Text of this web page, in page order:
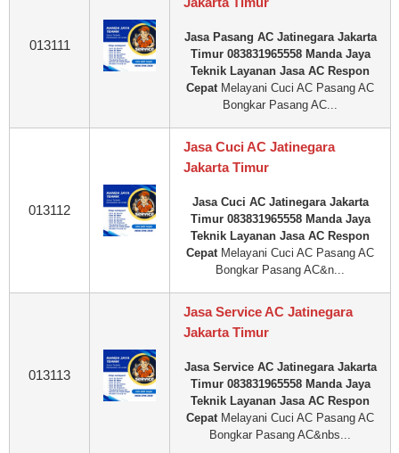
013111
Jasa Pasang AC Jatinegara Jakarta
Timur 083831965558 Manda Jaya
Teknik Layanan Jasa AC Respon
Cepat Melayani Cuci AC Pasang AC
Bongkar Pasang AC...
013112
Jasa Cuci AC Jatinegara
Jakarta Timur
Jasa Cuci AC Jatinegara Jakarta
Timur 083831965558 Manda Jaya
Teknik Layanan Jasa AC Respon
Cepat Melayani Cuci AC Pasang AC
Bongkar Pasang AC&n...
013113
Jasa Service AC Jatinegara
Jakarta Timur
Jasa Service AC Jatinegara Jakarta
Timur 083831965558 Manda Jaya
Teknik Layanan Jasa AC Respon
Cepat Melayani Cuci AC Pasang AC
Bongkar Pasang AC&nbs...